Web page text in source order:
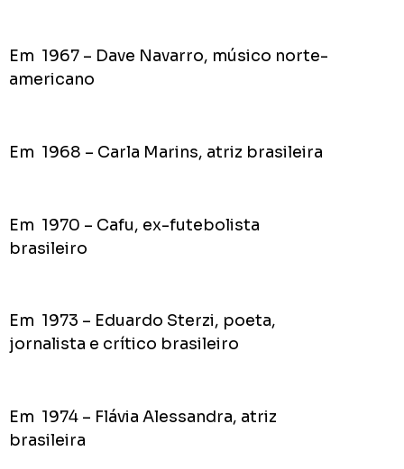
Em 1967 – Dave Navarro, músico norte-
americano
Em 1968 – Carla Marins, atriz brasileira
Em 1970 – Cafu, ex-futebolista
brasileiro
Em 1973 – Eduardo Sterzi, poeta,
jornalista e crítico brasileiro
Em 1974 – Flávia Alessandra, atriz
brasileira